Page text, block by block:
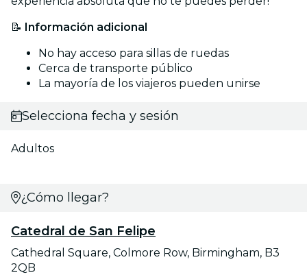
📝 Información adicional
No hay acceso para sillas de ruedas
Cerca de transporte público
La mayoría de los viajeros pueden unirse
Selecciona fecha y sesión
Adultos
¿Cómo llegar?
Catedral de San Felipe
Cathedral Square, Colmore Row, Birmingham, B3
2QB